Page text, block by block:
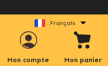
Français
Mon compte Mon panier